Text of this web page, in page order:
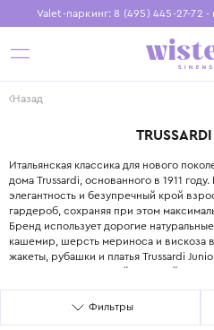
Valet-паркинг: 8 (495) 445-27-72
Бесплатная доставка
Установите приложение,
Назад
Итальянская классика для нового
дома Trussardi, основанного в 1911
элегантность и безупречный крой
гардероб, сохраняя при этом
Бренд использует дорогие
кашемир, шерсть мериноса и вискоза
жакеты, рубашки и платья Trussardi
конструкциями, ручной отделкой и
элегантной борзой. Коллекции для
двойки, классические брюки со
Trussardi Junior создаёт одежду для
Фильтры